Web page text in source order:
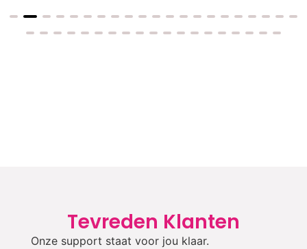
Tevreden Klanten
Onze support staat voor jou klaar.